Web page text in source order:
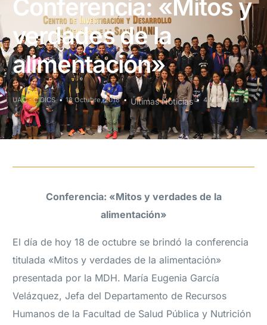
Conferencia: «Mitos y
verdades de la
alimentación»
UAC - CIDICS 18 Octubre, 2018 Últimas Noticias 4 Min Read
Conferencia: «Mitos y verdades de la
alimentación»
El día de hoy 18 de octubre se brindó la conferencia
titulada «Mitos y verdades de la alimentación»
presentada por la MDH. María Eugenia García
Velázquez, Jefa del Departamento de Recursos
Humanos de la Facultad de Salud Pública y Nutrición